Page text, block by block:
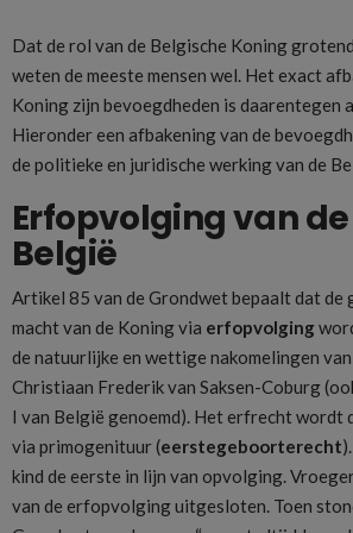
Dat de rol van de Belgische Koning
weten de meeste mensen wel. Het exact
Koning zijn bevoegdheden is daarentegen
Hieronder een afbakening van de
de politieke en juridische werking van de
Erfopvolging van
België
Artikel 85 van de Grondwet bepaalt dat
macht van de Koning via erfopvolging
de natuurlijke en wettige nakomelingen
Christiaan Frederik van Saksen-Coburg
I van België genoemd). Het erfrecht wordt
via primogenituur (eerstegeboorterecht
kind de eerste in lijn van opvolging.
van de erfopvolging uitgesloten. Toen